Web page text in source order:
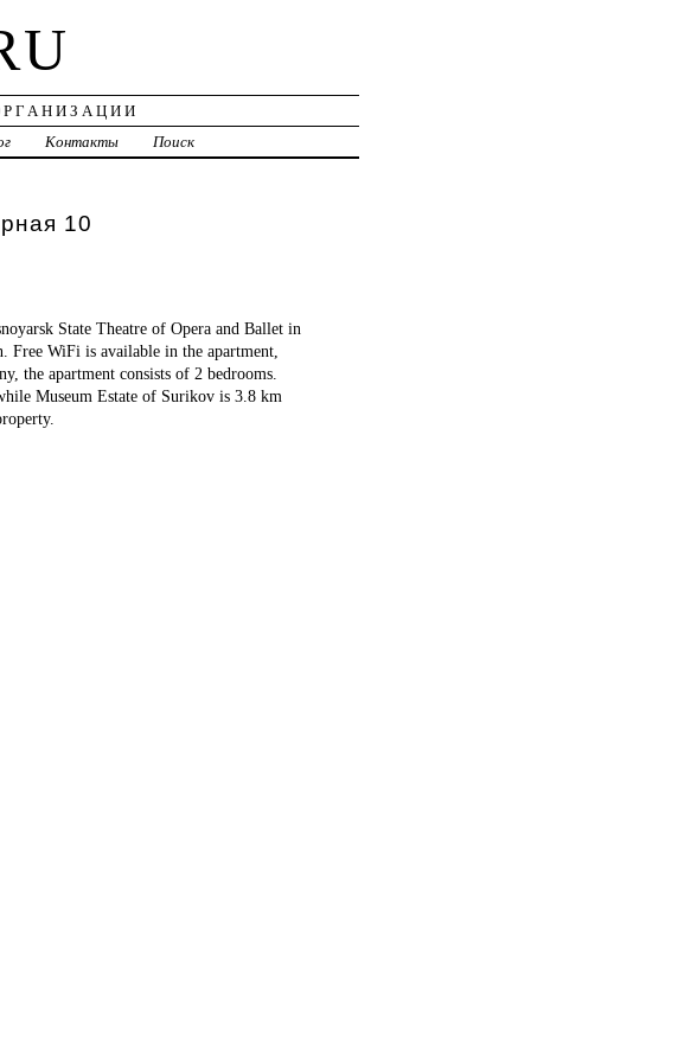
Контакты Поиск
10
State Theatre of Opera and Ballet in
Free WiFi is available in the apartment,
the apartment consists of 2 bedrooms.
Museum Estate of Surikov is 3.8 km